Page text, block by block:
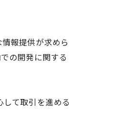
報提供が求めら
の開発に関する
て取引を進める